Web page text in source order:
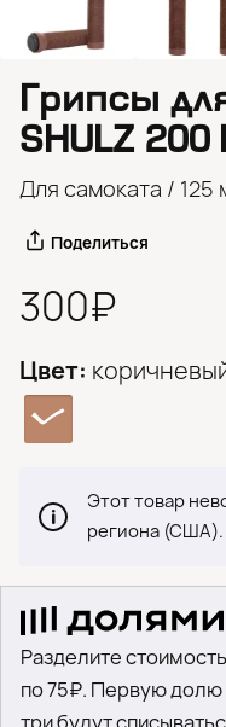
Грипсы
SHULZ 200
Для самоката / 125
Поделиться
300₽
Цвет:
Этот товар
региона (США).
Разделите
по 75₽. Первую долю